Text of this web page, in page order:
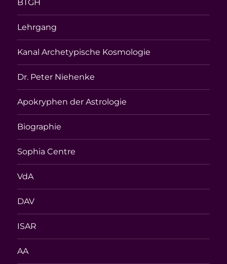
BTGH
Lehrgang
Kanal Archetypische Kosmologie
Dr. Peter Niehenke
Apokryphen der Astrologie
Biographie
Sophia Centre
VdA
DAV
ISAR
AA